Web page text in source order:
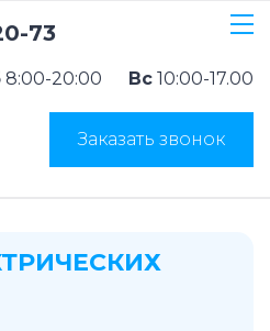
73
8:00-20:00 Вс 10:00-17.00
Заказать звонок